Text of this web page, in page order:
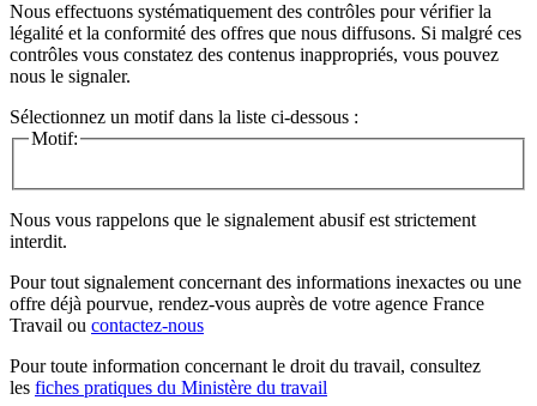
Nous effectuons systématiquement des contrôles pour vérifier la
légalité et la conformité des offres que nous diffusons. Si malgré ces
contrôles vous constatez des contenus inappropriés, vous pouvez
nous le signaler.
Sélectionnez un motif dans la liste ci-dessous :
Motif:
Nous vous rappelons que le signalement abusif est strictement
interdit.
Pour tout signalement concernant des informations inexactes ou une
offre déjà pourvue, rendez-vous auprès de votre agence France
Travail ou contactez-nous
Pour toute information concernant le droit du travail, consultez
les fiches pratiques du Ministère du travail